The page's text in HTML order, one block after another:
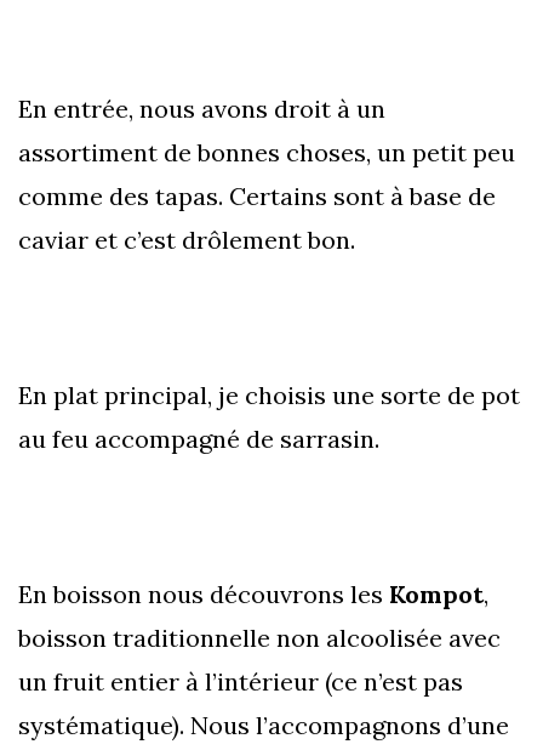
En entrée, nous avons droit à un
assortiment de bonnes choses, un petit peu
comme des tapas. Certains sont à base de
caviar et c’est drôlement bon.
En plat principal, je choisis une sorte de pot
au feu accompagné de sarrasin.
En boisson nous découvrons les Kompot,
boisson traditionnelle non alcoolisée avec
un fruit entier à l’intérieur (ce n’est pas
systématique). Nous l’accompagnons d’une